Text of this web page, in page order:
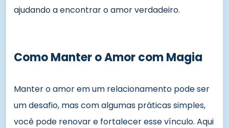
ajudando a encontrar o amor verdadeiro.
Como Manter o Amor com Magia
Manter o amor em um relacionamento pode ser
um desafio, mas com algumas práticas simples,
você pode renovar e fortalecer esse vínculo. Aqui